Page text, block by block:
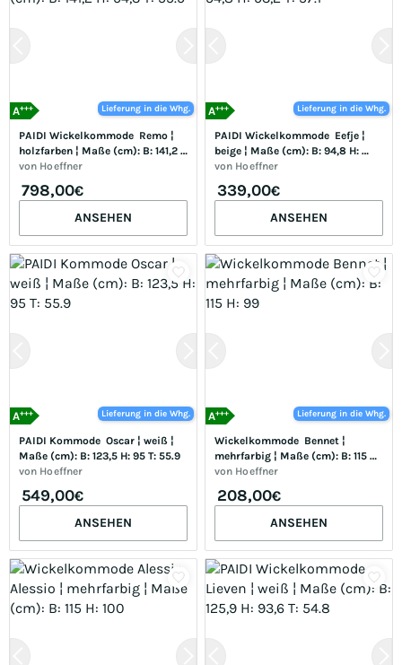
Lieferung in die Whg.
A+++
PAIDI Wickelkommode  Remo ¦
holzfarben ¦ Maße (cm): B: 141,2
H: 94,3 T: 55.9
von Hoeffner
798,00€
ANSEHEN
Lieferung in die Whg.
A+++
PAIDI Wickelkommode  Eefje ¦
beige ¦ Maße (cm): B: 94,8 H:
93,2 T: 57.1
von Hoeffner
339,00€
ANSEHEN
Lieferung in die Whg.
A+++
PAIDI Kommode  Oscar ¦ weiß ¦
Maße (cm): B: 123,5 H: 95 T: 55.9
von Hoeffner
549,00€
ANSEHEN
Lieferung in die Whg.
A+++
Wickelkommode  Bennet ¦
mehrfarbig ¦ Maße (cm): B: 115 H:
99
von Hoeffner
208,00€
ANSEHEN